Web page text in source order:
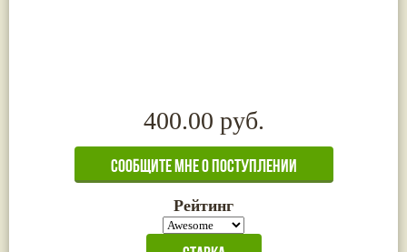
400.00 руб.
Рейтинг